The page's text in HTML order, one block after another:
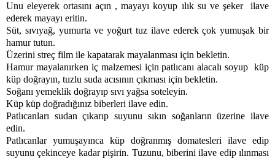
Unu eleyerek ortasını açın , mayayı koyup ılık su ve şeker ilave
ederek mayayı eritin.
Süt, sıvıyağ, yumurta ve yoğurt tuz ilave ederek çok yumuşak bir
hamur tutun.
Üzerini streç film ile kapatarak mayalanması için bekletin.
Hamur mayalanırken iç malzemesi için patlıcanı alacalı soyup küp
küp doğrayın, tuzlu suda acısının çıkması için bekletin.
Soğanı yemeklik doğrayıp sıvı yağsa soteleyin.
Küp küp doğradığınız biberleri ilave edin.
Patlıcanları sudan çıkarıp suyunu sıkın soğanların üzerine ilave
edin.
Patlıcanlar yumuşayınca küp doğranmış domatesleri ilave edip
suyunu çekinceye kadar pişirin. Tuzunu, biberini ilave edip ılınması